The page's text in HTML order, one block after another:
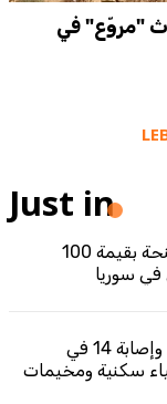
"مروّع" في
Just in
"رويترز": البنك الدولي يوافق على منحة بقيمة 100
في سوريا
وزير الصحة اليمني: مقتل شخصين وإصابة 14 في
سكنية ومخيمات